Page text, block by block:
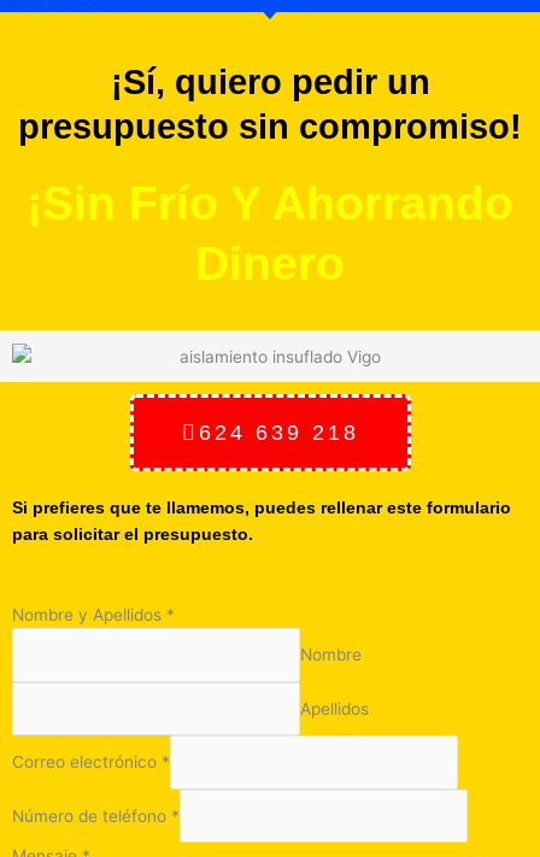
¡Sí, quiero pedir un
presupuesto sin compromiso!
¡Sin Frío Y Ahorrando
Dinero
624 639 218
Si prefieres que te llamemos, puedes rellenar este formulario
para solicitar el presupuesto.
Nombre y Apellidos *
Nombre
Apellidos
Correo electrónico *
Número de teléfono *